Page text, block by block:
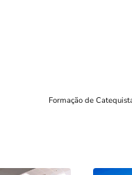
Formação de